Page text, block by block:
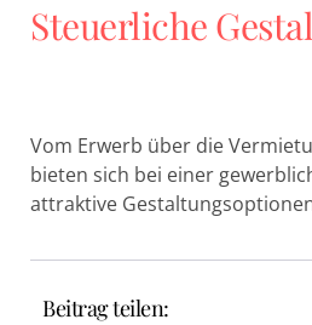
Steuerliche
Vom Erwerb über die
bieten sich bei einer
attraktive
Beitrag teilen: